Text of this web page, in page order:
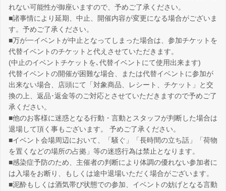
れない可能性が御座いますので、予めご了承ください。
■諸事情により延期、中止、開催内容が変更になる場合がございま
す。予めご了承ください。
■万が一イベントが中止となってしまった場合は、参加チケットを
代替イベントのチケットと代えさせていただきます。
(中止のイベントチケットを､代替イベントにて使用出来ます)
代替イベントの開催が困難な場合、または代替イベントに参加が
出来ない場合、店頭にて「対象商品、レシート、チケット」と交
換の上、返品･返金等のご対応とさせていただきますので予めご了
承ください。
■他のお客様に迷惑となる行動・言動とスタッフが判断した場合は
退場して頂く事もございます。 予めご了承ください。
■イベント会場周辺において、「騒ぐ」「長時間の立ち話」「荷物
を置くなどの場所の占拠」等の迷惑行為は禁止となります。
■感染症予防のため、主催者の判断により体調の優れない参加者に
は入場をお断り、もしくは途中退場いただく場合がございます。
■泥酔もしくは酒気帯び状態での参加、イベントの妨げとなる言動